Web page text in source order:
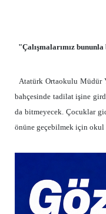
"Çalışmalarımız
Atatürk Ortaokulu Müdür
bahçesinde tadilat işine
da bitmeyecek. Çocuklar
önüne geçebilmek için okul